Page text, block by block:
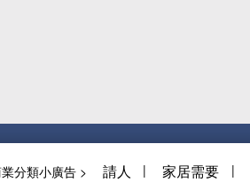
分類小廣告 > 請人 | 家居需要 |